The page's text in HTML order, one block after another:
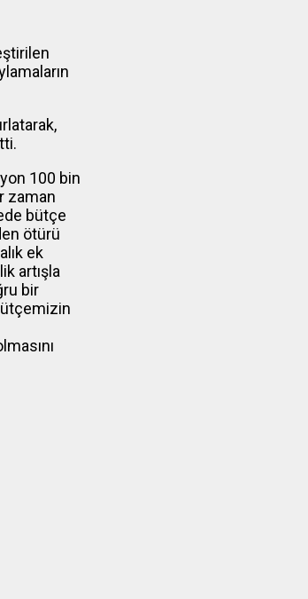
100 bin
zaman
bütçe
ötürü
ek
artışla
bir